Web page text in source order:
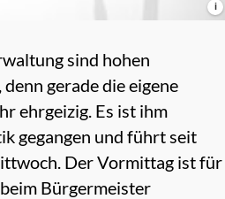
i
sind hohen
gerade die eigene
ehrgeizig. Es ist ihm
gegangen und führt seit
Der Vormittag ist für
Bürgermeister